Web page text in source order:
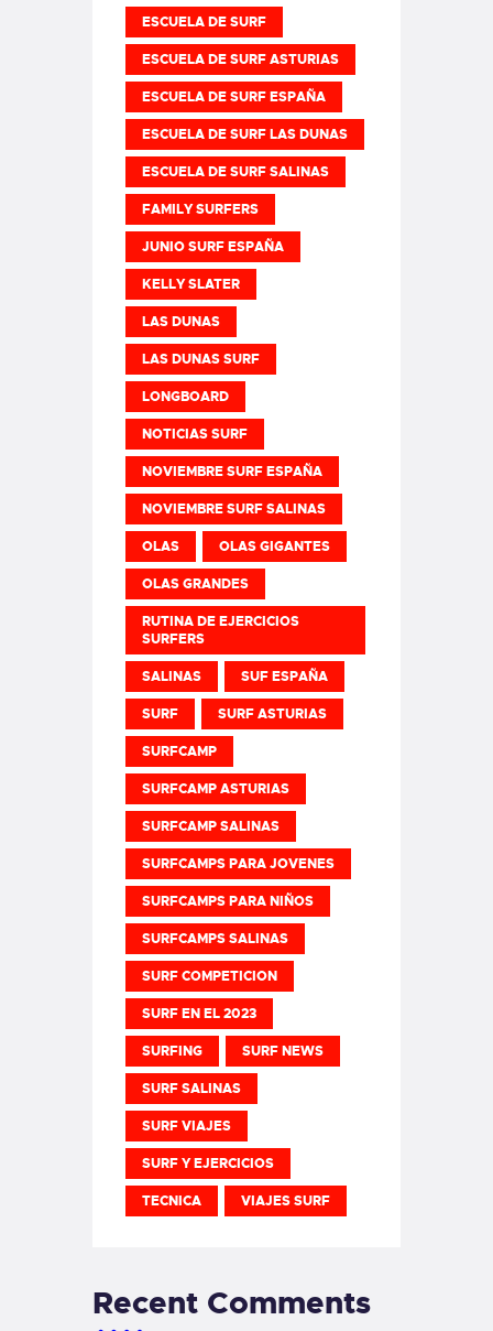
ESCUELA DE SURF
ESCUELA DE SURF ASTURIAS
ESCUELA DE SURF ESPAÑA
ESCUELA DE SURF LAS DUNAS
ESCUELA DE SURF SALINAS
FAMILY SURFERS
JUNIO SURF ESPAÑA
KELLY SLATER
LAS DUNAS
LAS DUNAS SURF
LONGBOARD
NOTICIAS SURF
NOVIEMBRE SURF ESPAÑA
NOVIEMBRE SURF SALINAS
OLAS OLAS GIGANTES
OLAS GRANDES
RUTINA DE EJERCICIOS
SURFERS
SALINAS SUF ESPAÑA
SURF SURF ASTURIAS
SURFCAMP
SURFCAMP ASTURIAS
SURFCAMP SALINAS
SURFCAMPS PARA JOVENES
SURFCAMPS PARA NIÑOS
SURFCAMPS SALINAS
SURF COMPETICION
SURF EN EL 2023
SURFING SURF NEWS
SURF SALINAS
SURF VIAJES
SURF Y EJERCICIOS
TECNICA VIAJES SURF
Recent Comments